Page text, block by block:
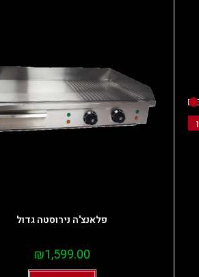
פלאנצ'ה נירוסטה גדול
₪1,599.00